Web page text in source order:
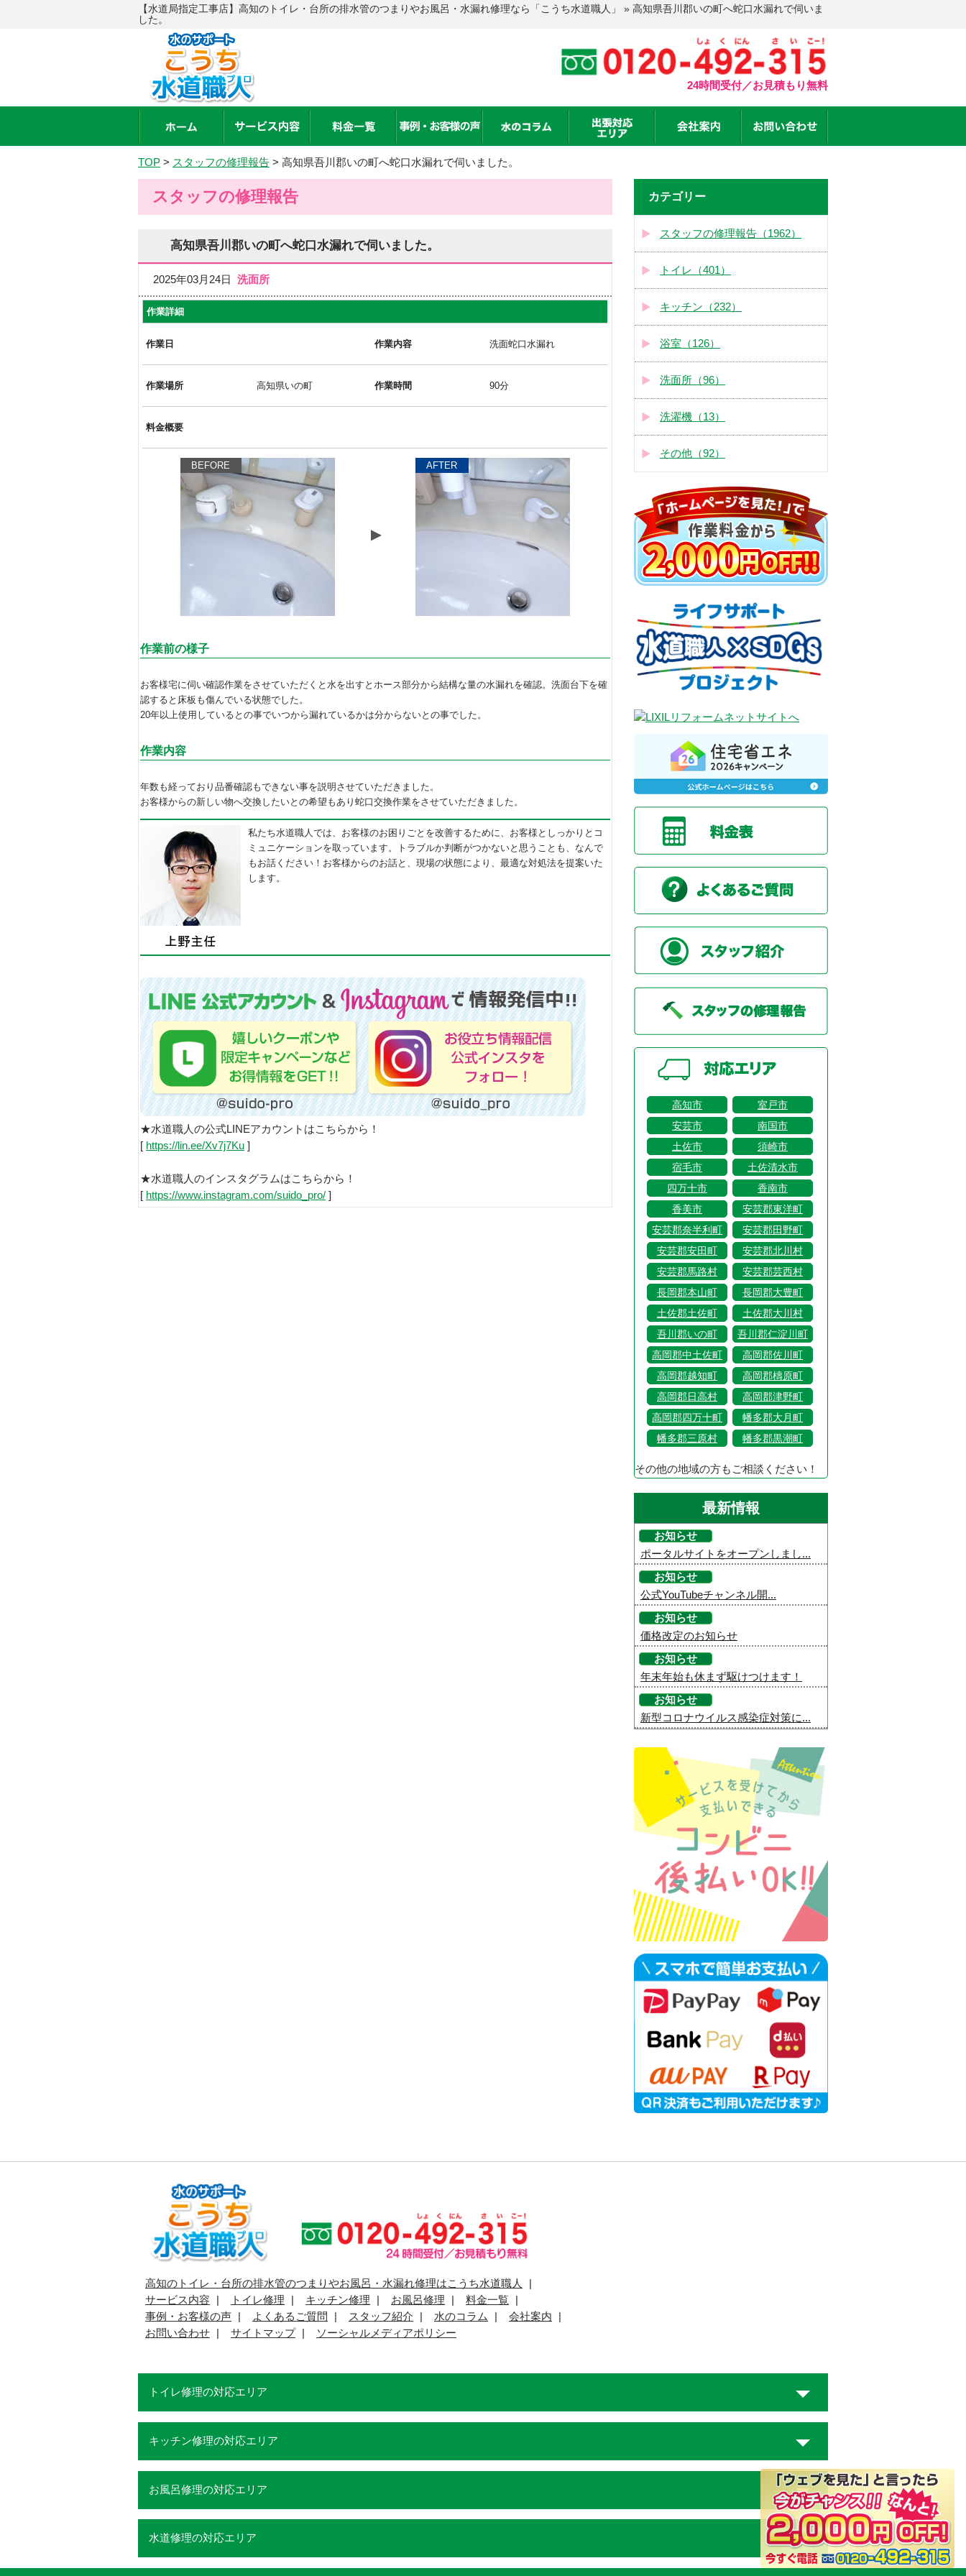
【水道局指定工事店】高知のトイレ・台所の排水管のつまりやお風呂・水漏れ修理なら「こうち水道職人」 » 高知県吾川郡いの町へ蛇口水漏れで伺いま
した。
24時間受付／お見積もり無料
TOP > スタッフの修理報告 > 高知県吾川郡いの町へ蛇口水漏れで伺いました。
スタッフの修理報告
高知県吾川郡いの町へ蛇口水漏れで伺いました。
2025年03月24日 洗面所
作業詳細
作業日 作業内容 洗面蛇口水漏れ
作業場所 高知県いの町 作業時間 90分
料金概要
BEFORE AFTER
作業前の様子
お客様宅に伺い確認作業をさせていただくと水を出すとホース部分から結構な量の水漏れを確認。洗面台下を確
認すると床板も傷んでいる状態でした。
20年以上使用しているとの事でいつから漏れているかは分からないとの事でした。
作業内容
年数も経っており品番確認もできない事を説明させていただきました。
お客様からの新しい物へ交換したいとの希望もあり蛇口交換作業をさせていただきました。
私たち水道職人では、お客様のお困りごとを改善するために、お客様としっかりとコ
ミュニケーションを取っています。トラブルか判断がつかないと思うことも、なんで
もお話ください！お客様からのお話と、現場の状態により、最適な対処法を提案いた
します。
★水道職人の公式LINEアカウントはこちらから！
[ https://lin.ee/Xv7j7Ku ]
★水道職人のインスタグラムはこちらから！
[ https://www.instagram.com/suido_pro/ ]
カテゴリー
スタッフの修理報告（1962）
トイレ（401）
キッチン（232）
浴室（126）
洗面所（96）
洗濯機（13）
その他（92）
高知市
室戸市
安芸市
南国市
土佐市
須崎市
宿毛市
土佐清水市
四万十市
香南市
香美市
安芸郡東洋町
安芸郡奈半利町
安芸郡田野町
安芸郡安田町
安芸郡北川村
安芸郡馬路村
安芸郡芸西村
長岡郡本山町
長岡郡大豊町
土佐郡土佐町
土佐郡大川村
吾川郡いの町
吾川郡仁淀川町
高岡郡中土佐町
高岡郡佐川町
高岡郡越知町
高岡郡檮原町
高岡郡日高村
高岡郡津野町
高岡郡四万十町
幡多郡大月町
幡多郡三原村
幡多郡黒潮町
その他の地域の方もご相談ください！
最新情報
お知らせ
ポータルサイトをオープンしまし...
お知らせ
公式YouTubeチャンネル開...
お知らせ
価格改定のお知らせ
お知らせ
年末年始も休まず駆けつけます！
お知らせ
新型コロナウイルス感染症対策に...
高知のトイレ・台所の排水管のつまりやお風呂・水漏れ修理はこうち水道職人
サービス内容
トイレ修理 キッチン修理 お風呂修理
料金一覧
事例・お客様の声
よくあるご質問 スタッフ紹介 水のコラム
会社案内
お問い合わせ
サイトマップ ソーシャルメディアポリシー
トイレ修理の対応エリア
キッチン修理の対応エリア
お風呂修理の対応エリア
水道修理の対応エリア